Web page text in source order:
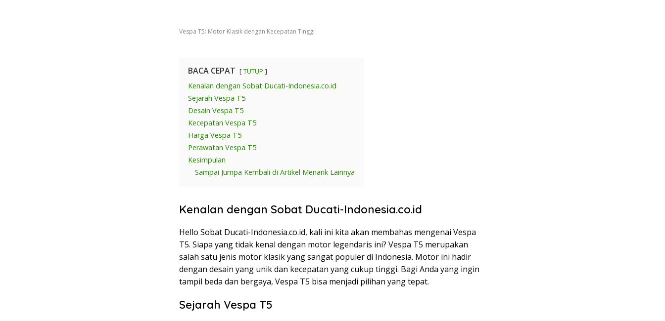
Vespa T5: Motor Klasik dengan Kecepatan Tinggi
BACA CEPAT TUTUP
Kenalan dengan Sobat Ducati-Indonesia.co.id
Sejarah Vespa T5
Desain Vespa T5
Kecepatan Vespa T5
Harga Vespa T5
Perawatan Vespa T5
Kesimpulan
Sampai Jumpa Kembali di Artikel Menarik Lainnya
Kenalan dengan Sobat Ducati-Indonesia.co.id
Hello Sobat Ducati-Indonesia.co.id, kali ini kita akan membahas mengenai Vespa
T5. Siapa yang tidak kenal dengan motor legendaris ini? Vespa T5 merupakan
salah satu jenis motor klasik yang sangat populer di Indonesia. Motor ini hadir
dengan desain yang unik dan kecepatan yang cukup tinggi. Bagi Anda yang ingin
tampil beda dan bergaya, Vespa T5 bisa menjadi pilihan yang tepat.
Sejarah Vespa T5